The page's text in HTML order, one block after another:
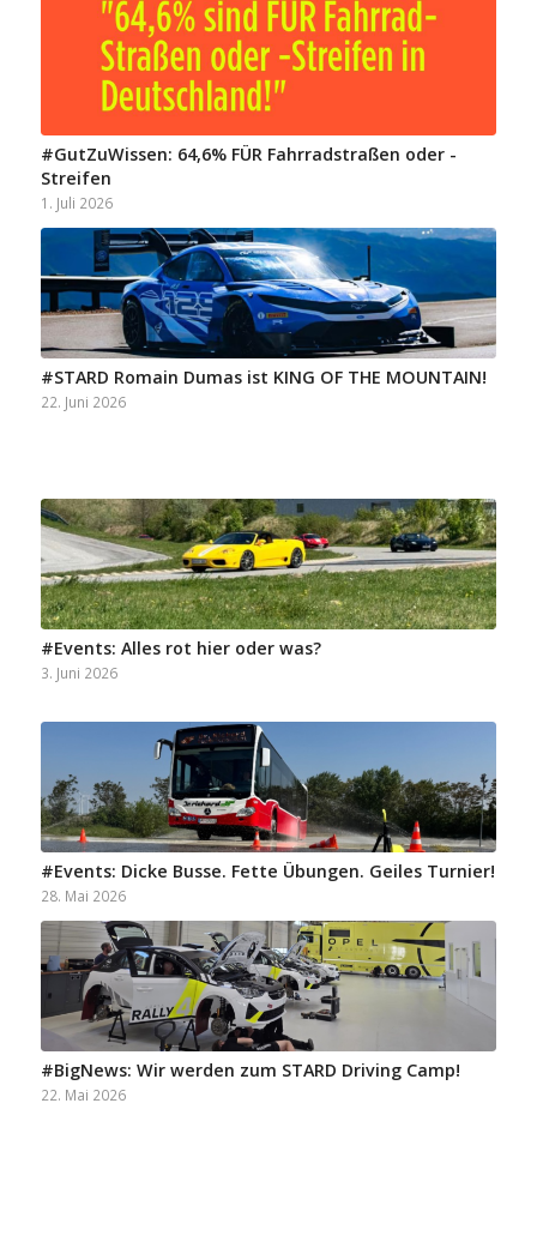
#GutZuWissen: 64,6% FÜR Fahrradstraßen oder -
Streifen
1. Juli 2026
#STARD Romain Dumas ist KING OF THE MOUNTAIN!
22. Juni 2026
#Events: Alles rot hier oder was?
3. Juni 2026
#Events: Dicke Busse. Fette Übungen. Geiles Turnier!
28. Mai 2026
#BigNews: Wir werden zum STARD Driving Camp!
22. Mai 2026